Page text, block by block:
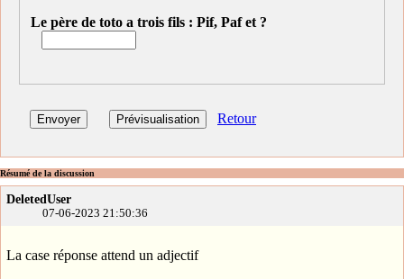
Le père de toto a trois fils : Pif, Paf et ?
Retour
Résumé de la discussion
DeletedUser
07-06-2023 21:50:36
La case réponse attend un adjectif